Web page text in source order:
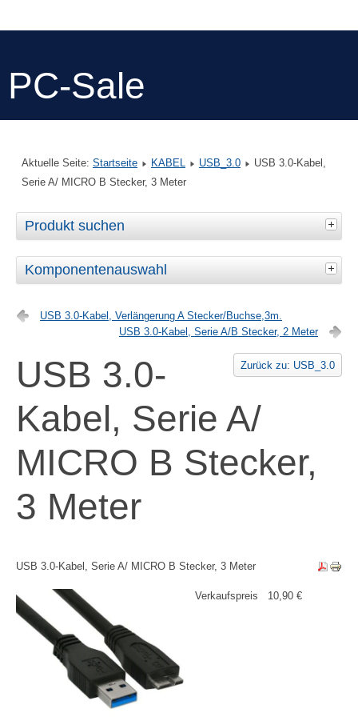
PC-Sale
Aktuelle Seite: Startseite KABEL USB_3.0
USB 3.0-Kabel,
Serie A/ MICRO B Stecker, 3 Meter
Produkt suchen
Komponentenauswahl
USB 3.0-Kabel, Verlängerung A Stecker/Buchse,3m.
USB 3.0-Kabel, Serie A/B Stecker, 2 Meter
Zurück zu: USB_3.0
USB 3.0-
Kabel, Serie A/
MICRO B Stecker,
3 Meter
USB 3.0-Kabel, Serie A/ MICRO B Stecker, 3 Meter
Verkaufspreis 10,90 €